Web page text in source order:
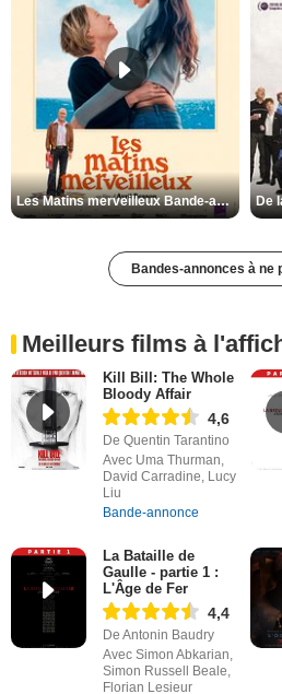
Les Matins merveilleux Bande-annonce VF
Bandes-annonces à ne
Meilleurs films à
Kill Bill: The Whole
Bloody Affair
4,6
De Quentin Tarantino
Avec Uma Thurman,
David Carradine, Lucy
Liu
Bande-annonce
La Bataille de
Gaulle - partie 1 :
L'Âge de Fer
4,4
De Antonin Baudry
Avec Simon Abkarian,
Simon Russell Beale,
Florian Lesieur